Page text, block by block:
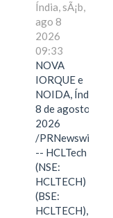
Índia, sÃ¡b,
ago 8
2026
09:33
NOVA
IORQUE e
NOIDA, Índia,
8 de agosto de
2026
/PRNewswire/
-- HCLTech
(NSE:
HCLTECH)
(BSE:
HCLTECH),